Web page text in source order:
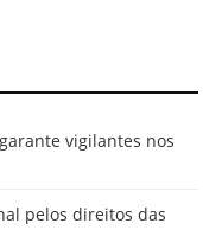
vigilantes nos
pelos direitos das